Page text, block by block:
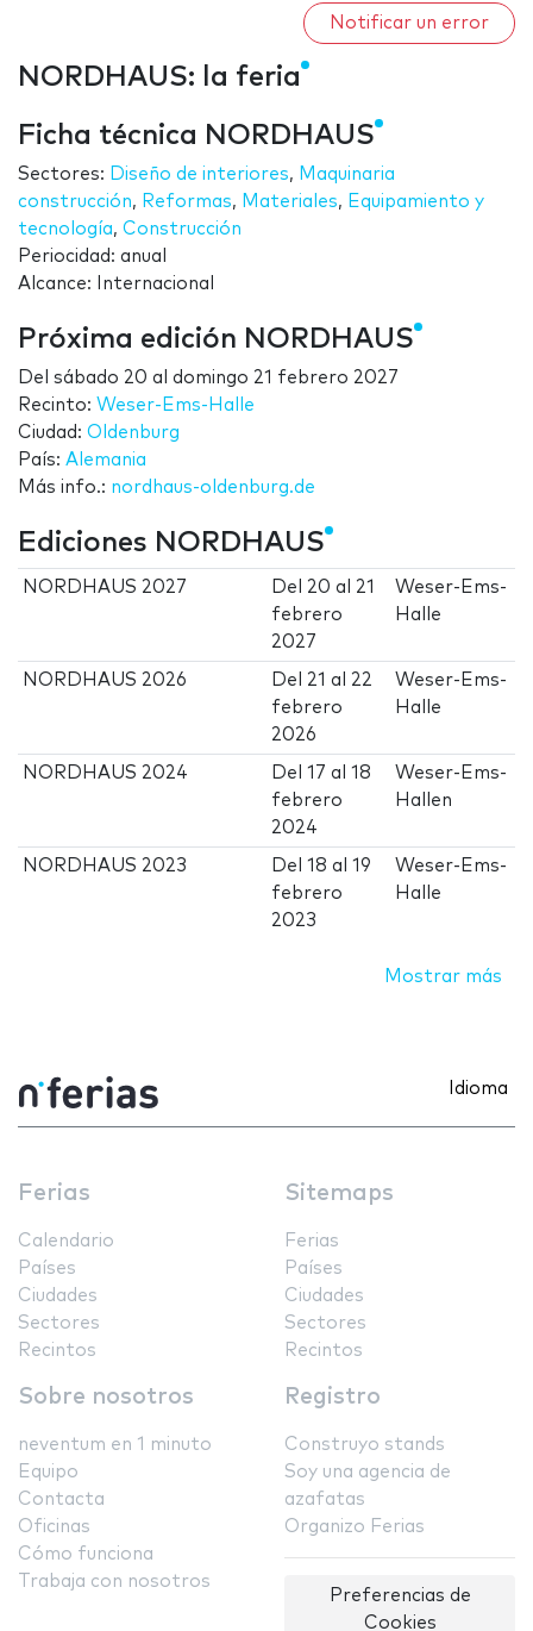
Notificar un error
NORDHAUS: la feria
Ficha técnica NORDHAUS
Sectores: Diseño de interiores, Maquinaria
construcción, Reformas, Materiales, Equipamiento y
tecnología, Construcción
Periocidad: anual
Alcance: Internacional
Próxima edición NORDHAUS
Del sábado 20 al domingo 21 febrero 2027
Recinto: Weser-Ems-Halle
Ciudad: Oldenburg
País: Alemania
Más info.: nordhaus-oldenburg.de
Ediciones NORDHAUS
NORDHAUS 2027 Del 20 al 21
febrero
2027
Weser-Ems-
Halle
NORDHAUS 2026 Del 21 al 22
febrero
2026
Weser-Ems-
Halle
NORDHAUS 2024 Del17 al18
febrero
2024
Weser-Ems-
Hallen
NORDHAUS 2023 Del18 al19
febrero
2023
Weser-Ems-
Halle
Mostrar más
Idioma
Ferias
Calendario
Países
Ciudades
Sectores
Recintos
Sitemaps
Ferias
Países
Ciudades
Sectores
Recintos
Sobre nosotros
neventum en 1 minuto
Equipo
Contacta
Oficinas
Cómo funciona
Trabaja con nosotros
Registro
Construyo stands
Soy una agencia de
azafatas
Organizo Ferias
Preferencias de
Cookies